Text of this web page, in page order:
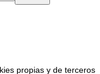
propias y de terceros